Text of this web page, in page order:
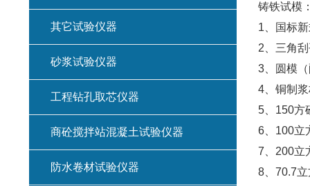
铸铁试模
1 、国标
2 、三角
3、圆模
4、铜制
5、 150方
6、 100立
7
200立
8、 70.7
其它试验仪器
砂浆试验仪器
工程钻孔取芯仪器
商砼搅拌站混凝土试验仪器
防水卷材试验仪器